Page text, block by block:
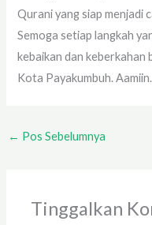
Qurani yang siap menjadi
Semoga setiap langkah
kebaikan dan keberkahan
Kota Payakumbuh.
← Pos Sebelumnya
Tinggalkan